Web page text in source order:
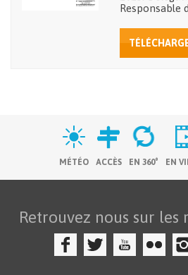
Responsable
MÉTÉO ACCÈS EN 360° EN
Retrouvez nous sur les